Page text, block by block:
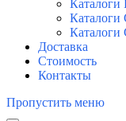
Доставка
Стоимость
Контакты
Пропустить меню